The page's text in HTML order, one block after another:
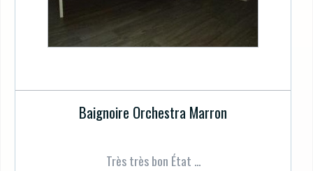
Baignoire Orchestra Marron
Très très bon État ...